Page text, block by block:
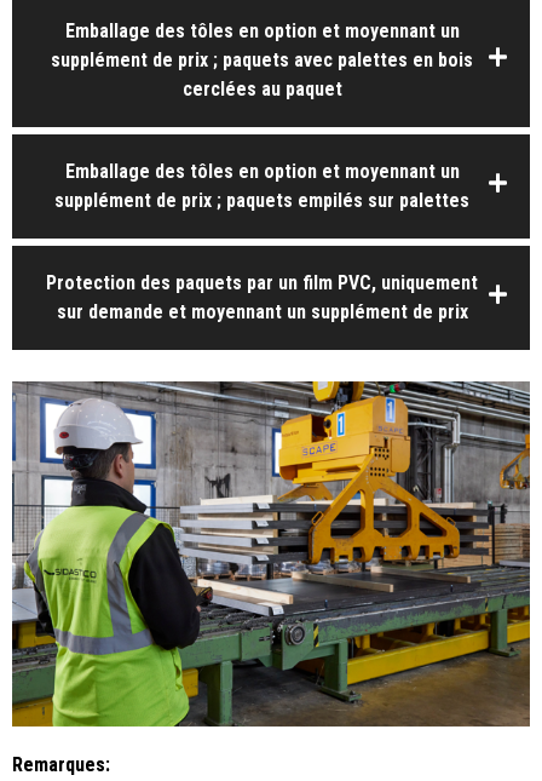
Emballage des tôles en option et moyennant un
supplément de prix ; paquets avec palettes en bois
cerclées au paquet
Emballage des tôles en option et moyennant un
supplément de prix ; paquets empilés sur palettes
Protection des paquets par un film PVC, uniquement
sur demande et moyennant un supplément de prix
Remarques: